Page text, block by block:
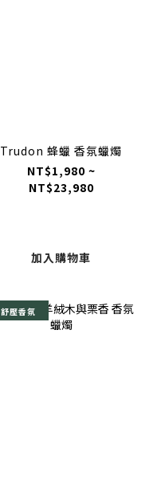
Trudon 蜂蠟 香氛蠟燭
NT$1,980 ~
NT$23,980
加入購物車
舒壓香氛